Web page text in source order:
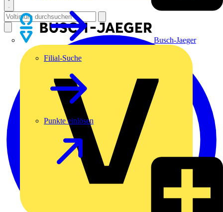
Busch-Jaeger
Filial-Suche
Punkte einlösen